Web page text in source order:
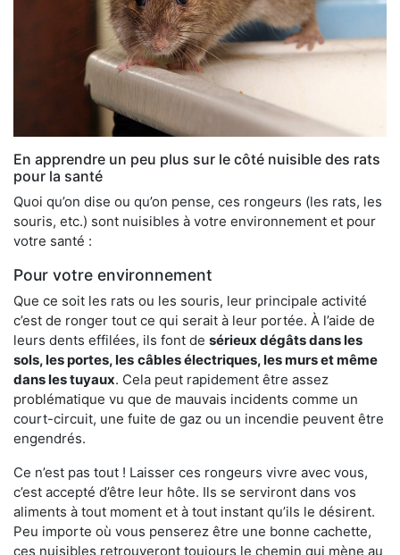
En apprendre un peu plus sur le côté nuisible des rats
pour la santé
Quoi qu’on dise ou qu’on pense, ces rongeurs (les rats, les
souris, etc.) sont nuisibles à votre environnement et pour
votre santé :
Pour votre environnement
Que ce soit les rats ou les souris, leur principale activité
c’est de ronger tout ce qui serait à leur portée. À l’aide de
leurs dents effilées, ils font de sérieux dégâts dans les
sols, les portes, les câbles électriques, les murs et même
dans les tuyaux. Cela peut rapidement être assez
problématique vu que de mauvais incidents comme un
court-circuit, une fuite de gaz ou un incendie peuvent être
engendrés.
Ce n’est pas tout ! Laisser ces rongeurs vivre avec vous,
c’est accepté d’être leur hôte. Ils se serviront dans vos
aliments à tout moment et à tout instant qu’ils le désirent.
Peu importe où vous penserez être une bonne cachette,
ces nuisibles retrouveront toujours le chemin qui mène au